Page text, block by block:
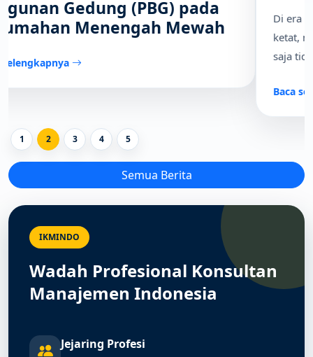
1 2 3 4 5
Di era disrupsi dan persaingan global yang semakin
ketat, menjadi seorang profesional yang kompeten
saja tidak lagi cukup.
Semua Berita
IKMINDO
Wadah Profesional Konsultan
Manajemen Indonesia
Jejaring Profesi